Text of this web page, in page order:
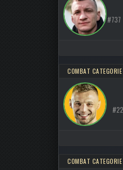
#737
COMBAT
COMBAT